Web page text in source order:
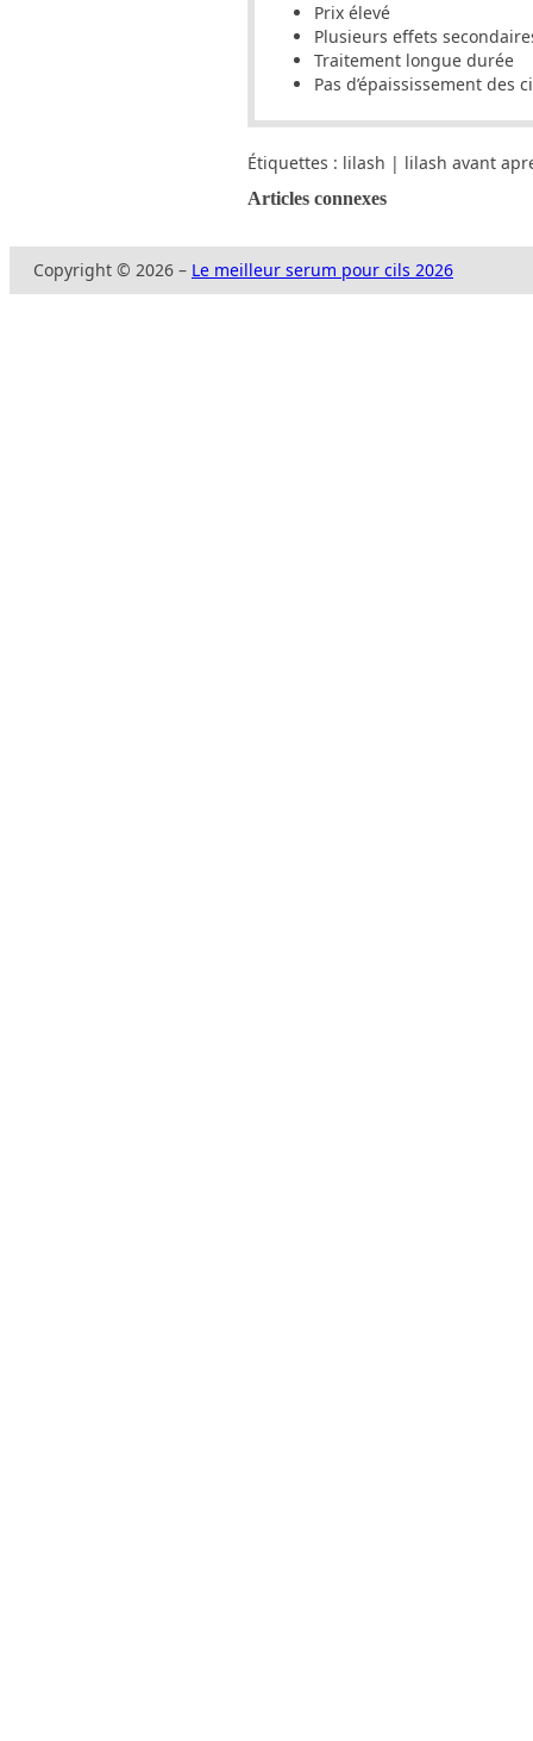
Prix élevé
Plusieurs effets
Traitement longue durée
Pas d’épaississement des
Étiquettes : lilash | lilash avant
Articles connexes
Copyright © 2026 – Le meilleur serum pour cils 2026